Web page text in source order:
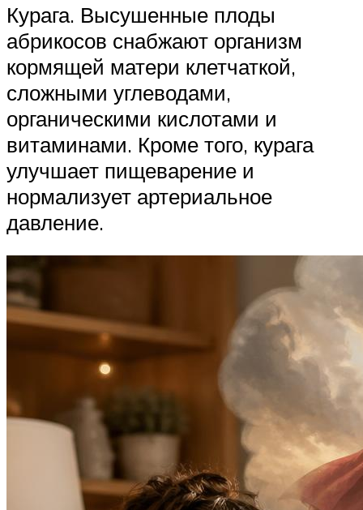
Курага. Высушенные плоды
абрикосов снабжают организм
кормящей матери клетчаткой,
сложными углеводами,
органическими кислотами и
витаминами. Кроме того, курага
улучшает пищеварение и
нормализует артериальное
давление.